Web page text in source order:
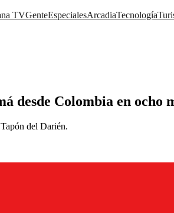
TVGenteEspecialesArcadiaTecnología
desde Colombia en ocho
del Darién.